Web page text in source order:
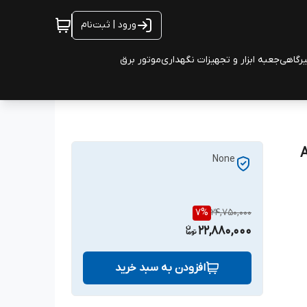
ورود | ثبت‌نام
جعبه ابزار و تجهیزات نگهداریموتور برق
None
24,750,000
7%
22,880,000
افزودن به سبد خرید